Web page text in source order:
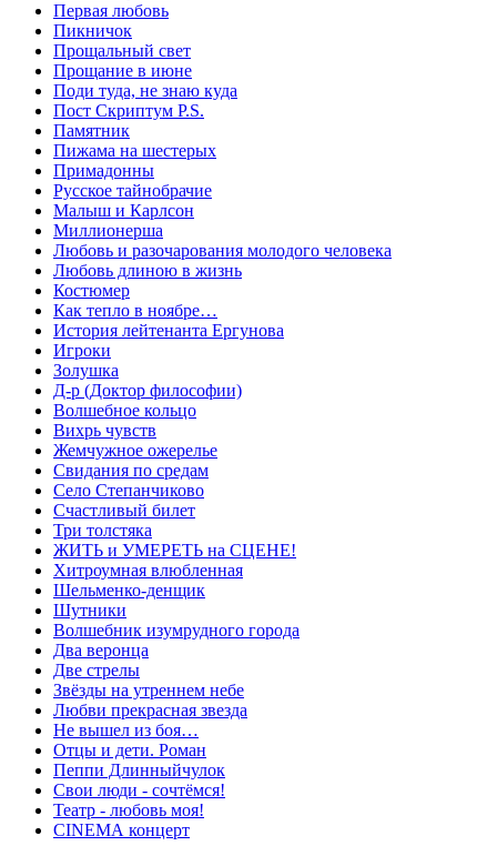
Первая любовь
Пикничок
Прощальный свет
Прощание в июне
Поди туда, не знаю куда
Пост Скриптум P.S.
Памятник
Пижама на шестерых
Примадонны
Русское тайнобрачие
Малыш и Карлсон
Миллионерша
Любовь и разочарования молодого человека
Любовь длиною в жизнь
Костюмер
Как тепло в ноябре…
История лейтенанта Ергунова
Игроки
Золушка
Д-р (Доктор философии)
Волшебное кольцо
Вихрь чувств
Жемчужное ожерелье
Свидания по средам
Село Степанчиково
Счастливый билет
Три толстяка
ЖИТЬ и УМЕРЕТЬ на СЦЕНЕ!
Хитроумная влюбленная
Шельменко-денщик
Шутники
Волшебник изумрудного города
Два веронца
Две стрелы
Звёзды на утреннем небе
Любви прекрасная звезда
Не вышел из боя…
Отцы и дети. Роман
Пеппи Длинныйчулок
Свои люди - сочтёмся!
Театр - любовь моя!
СINЕМА концерт